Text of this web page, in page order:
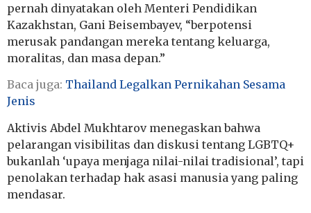
pernah dinyatakan oleh Menteri Pendidikan
Kazakhstan, Gani Beisembayev, “berpotensi
merusak pandangan mereka tentang keluarga,
moralitas, dan masa depan.”
Baca juga: Thailand Legalkan Pernikahan Sesama
Jenis
Aktivis Abdel Mukhtarov menegaskan bahwa
pelarangan visibilitas dan diskusi tentang LGBTQ+
bukanlah ‘upaya menjaga nilai-nilai tradisional’, tapi
penolakan terhadap hak asasi manusia yang paling
mendasar.